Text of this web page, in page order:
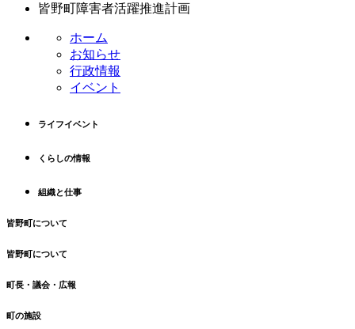
皆野町障害者活躍推進計画
ホーム
お知らせ
行政情報
イベント
ライフイベント
くらしの情報
組織と仕事
皆野町について
皆野町について
町長・議会・広報
町の施設